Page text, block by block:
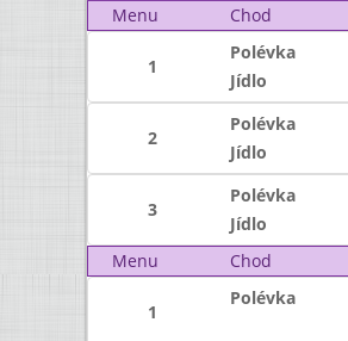
Menu
Chod
1
Polévka
Jídlo
2
Polévka
Jídlo
3
Polévka
Jídlo
Menu
Chod
1
Polévka